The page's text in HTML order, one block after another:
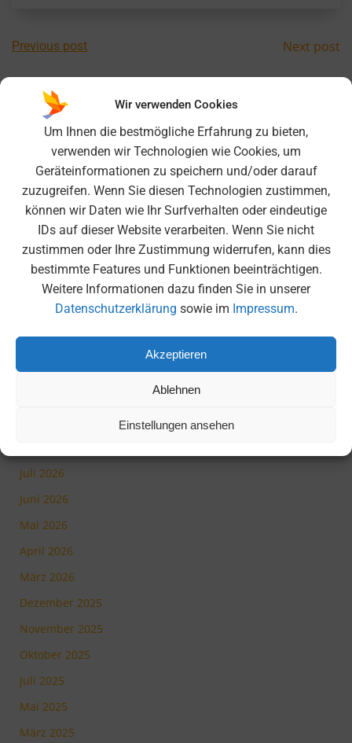
Wir verwenden Cookies
Um Ihnen die bestmögliche Erfahrung zu bieten,
verwenden wir Technologien wie Cookies, um
Geräteinformationen zu speichern und/oder darauf
zuzugreifen. Wenn Sie diesen Technologien zustimmen,
können wir Daten wie Ihr Surfverhalten oder eindeutige
IDs auf dieser Website verarbeiten. Wenn Sie nicht
zustimmen oder Ihre Zustimmung widerrufen, kann dies
bestimmte Features und Funktionen beeinträchtigen.
Weitere Informationen dazu finden Sie in unserer
Datenschutzerklärung sowie im Impressum.
Akzeptieren
Ablehnen
Einstellungen ansehen
Post
navigation
Previous post
Post
Next post
Search
for:
Neueste Beiträge
Nordcup 25/26 am FC Bayern Campus – Titel erfolgreich
verteidigt!
6K United – Ein unvergessliches Erlebnis in der
Medienscout-Tag beim BR
Tag der Offenen Tür 2026
Juli 2026
Juni 2026
Mai 2026
April 2026
März 2026
Dezember 2025
November 2025
Oktober 2025
Juli 2025
Mai 2025
März 2025